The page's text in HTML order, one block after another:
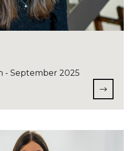
- September 2025